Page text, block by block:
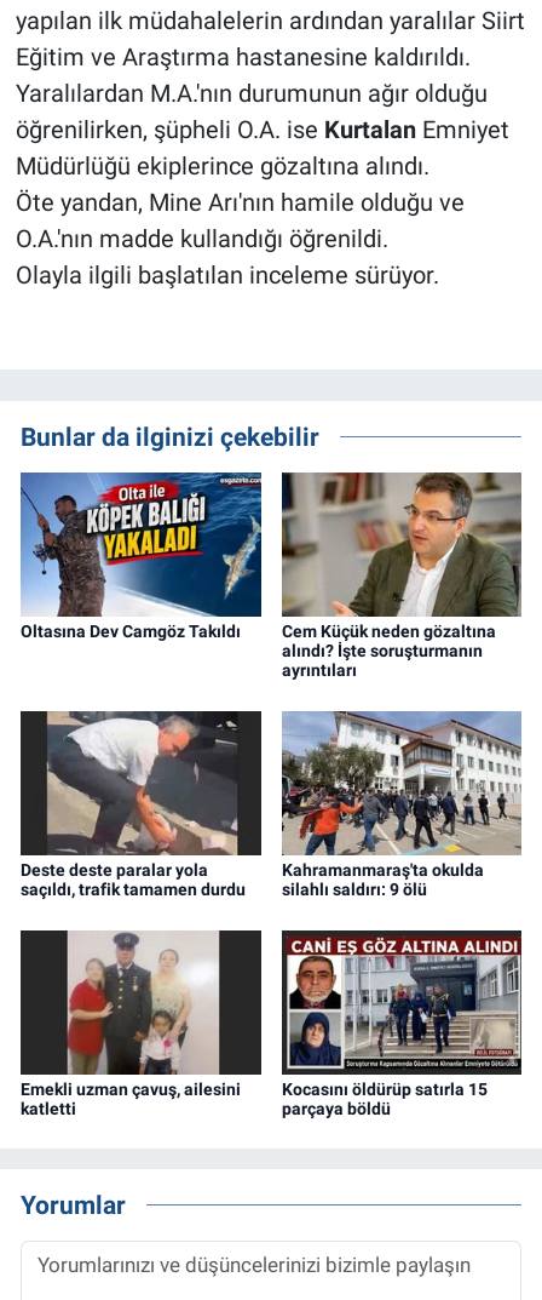
yapılan ilk müdahalelerin ardından yaralılar Siirt
Eğitim ve Araştırma hastanesine kaldırıldı.
Yaralılardan M.A.'nın durumunun ağır olduğu
öğrenilirken, şüpheli O.A. ise KurtalanEmniyet
Müdürlüğü ekiplerince gözaltına alındı.
Öte yandan, Mine Arı'nın hamile olduğu ve
O.A.'nın madde kullandığı öğrenildi.
Olayla ilgili başlatılan inceleme sürüyor.
Bunlar da ilginizi çekebilir
Oltasına Dev Camgöz Takıldı
Cem Küçük neden gözaltına
alındı? İşte soruşturmanın
ayrıntıları
Deste deste paralar yola
saçıldı, trafik tamamen durdu
Kahramanmaraş'ta okulda
silahlı saldırı: 9 ölü
Emekli uzman çavuş, ailesini
katletti
Kocasını öldürüp satırla 15
parçaya böldü
Yorumlar